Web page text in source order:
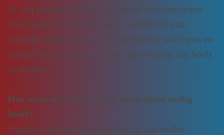
Ja, wij bieden onderhouds- en servicecontracten
met vaste tarieven. Zo bent u verzekerd van
jaarlijks onderhoud, snelle service bij storingen en
behoud van garantie, zonder dat u ergens om hoeft
te denken.
Hoe weet ik of mijn airco onderhoud nodig
heeft?
Signalen dat onderhoud nodig is, zijn onder